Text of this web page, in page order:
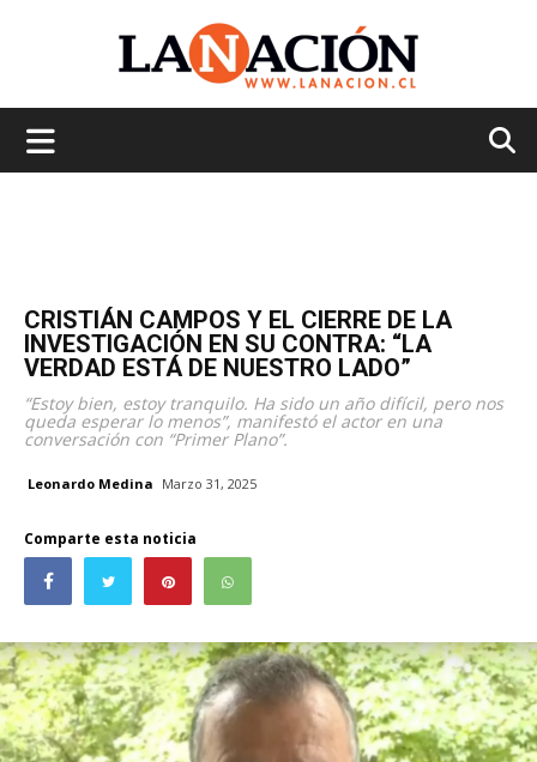
CRISTIÁN CAMPOS Y EL CIERRE DE LA
INVESTIGACIÓN EN SU CONTRA: “LA
VERDAD ESTÁ DE NUESTRO LADO”
“Estoy bien, estoy tranquilo. Ha sido un año difícil, pero nos
queda esperar lo menos”, manifestó el actor en una
conversación con “Primer Plano”.
Leonardo Medina Marzo 31, 2025
Comparte esta noticia